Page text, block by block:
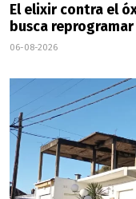
El elixir contra el
busca
06-08-2026